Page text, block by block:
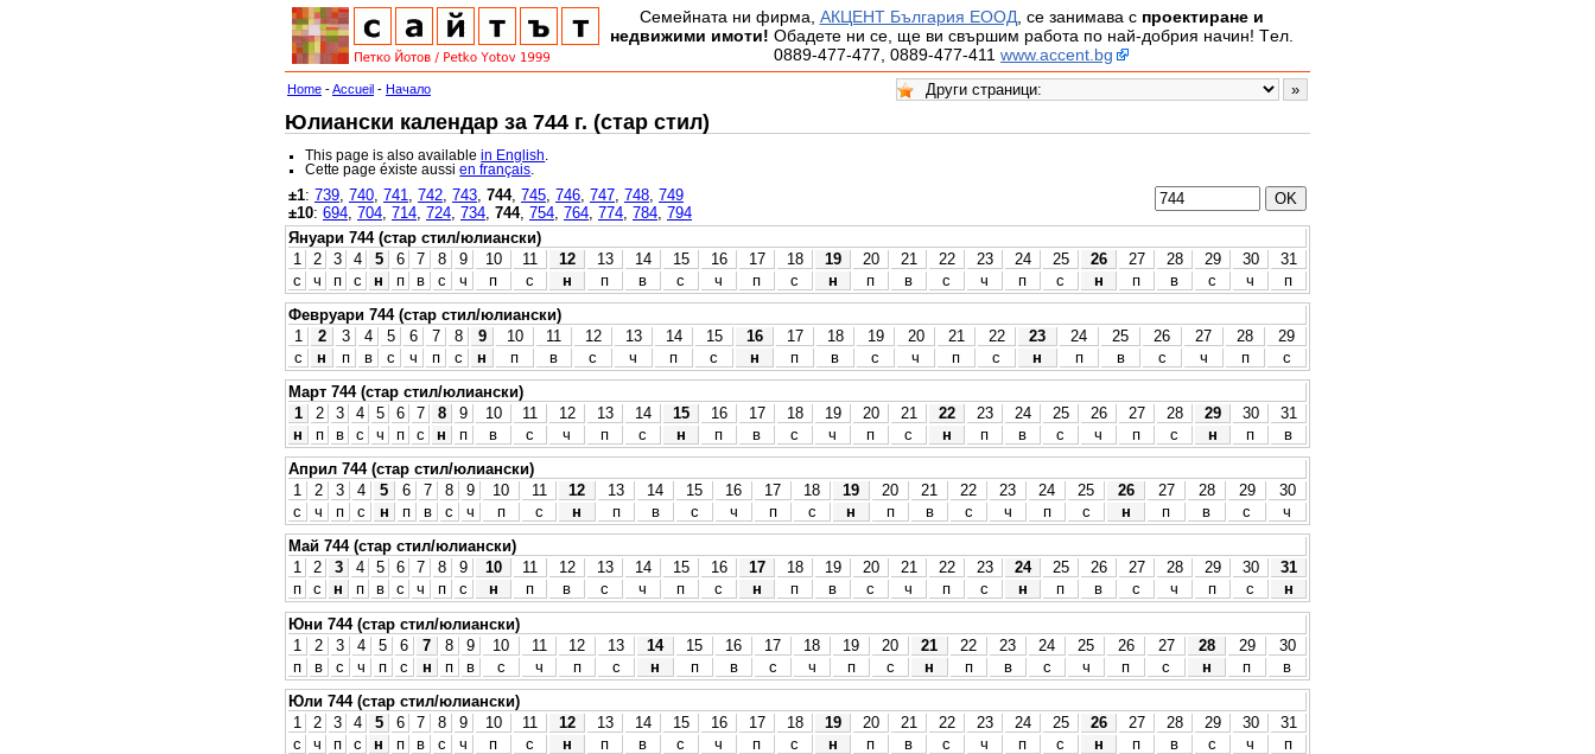
Семейната ни фирма, АКЦЕНТ България ЕООД, се занимава с проектиране и
недвижими имоти! Обадете ни се, ще ви свършим работа по най-добрия начин! Tел.
0889-477-477, 0889-477-411 www.accent.bg
Home -Accueil - Начало
Юлиански календар за 744 г. (стар стил)
This page is also availablein English
Cette page éxiste aussien français
±1: 739 740 741 742 743 744, 745 746 747 748 749
±10: 694 704 714 724 734 744, 754 764 774 784 794
Януари 744 (стар стил/юлиански)
1
2 3 4 5 6 7 8 9 10 11 12 13 14 15 16 17 18 19 20 21 22 23 24 25 26 27 28 29 30
31
с
ч п с н п в с ч п с н п в с ч п с н п в с ч п с н п в с ч
п
Февруари 744 (стар стил/юлиански)
1
2 3 4 5 6 7 8 9 10 11 12 13 14 15 16 17 18 19 20 21 22 23 24 25 26 27 28
29
с
н п в с ч п с н п в с ч п с н п в с ч п с н п в с ч п
с
Март 744 (стар стил/юлиански)
1
2 3 4 5 6 7 8 9 10 11 12 13 14 15 16 17 18 19 20 21 22 23 24 25 26 27 28 29 30
31
н
п в с ч п с н п в с ч п с н п в с ч п с н п в с ч п с н п
в
Април 744 (стар стил/юлиански)
1
2 3 4 5 6 7 8 9 10 11 12 13 14 15 16 17 18 19 20 21 22 23 24 25 26 27 28 29
30
с
ч п с н п в с ч п с н п в с ч п с н п в с ч п с н п в с
ч
Май 744 (стар стил/юлиански)
1
2 3 4 5 6 7 8 9 10 11 12 13 14 15 16 17 18 19 20 21 22 23 24 25 26 27 28 29 30
31
п
с н п в с ч п с н п в с ч п с н п в с ч п с н п в с ч п с
н
Юни 744 (стар стил/юлиански)
1
2 3 4 5 6 7 8 9 10 11 12 13 14 15 16 17 18 19 20 21 22 23 24 25 26 27 28 29
30
п
в с ч п с н п в с ч п с н п в с ч п с н п в с ч п с н п
в
Юли 744 (стар стил/юлиански)
1
2 3 4 5 6 7 8 9 10 11 12 13 14 15 16 17 18 19 20 21 22 23 24 25 26 27 28 29 30
31
с
ч п с н п в с ч п с н п в с ч п с н п в с ч п с н п в с ч
п